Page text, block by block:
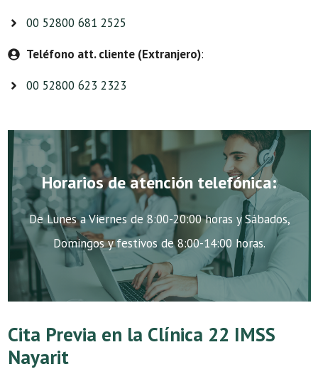
00 52800 681 2525
Teléfono att. cliente (Extranjero):
00 52800 623 2323
Horarios de atención telefónica:
De Lunes a Viernes de 8:00-20:00 horas y Sábados,
Domingos y festivos de 8:00-14:00 horas.
Cita Previa en la Clínica 22 IMSS
Nayarit